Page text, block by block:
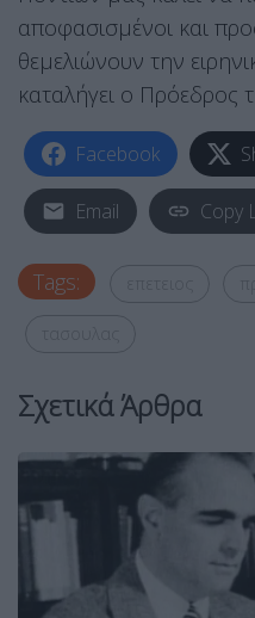
αποφασισμένοι και
θεμελιώνουν την
καταλήγει ο Πρόεδρος
Facebook
Email Copy
Tags:
Σχετικά Άρθρα